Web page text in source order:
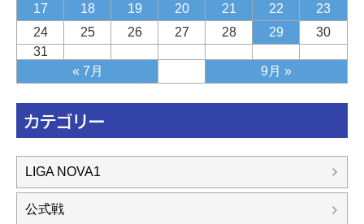
17
18 19 20 21 22
23
24
25 26 27 28 29
30
31
« 7月
9月 »
カテゴリー
LIGA NOVA1
公式戦